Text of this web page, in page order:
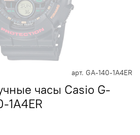
арт. GA-140-1A4ER
часы Casio G-
1A4ER